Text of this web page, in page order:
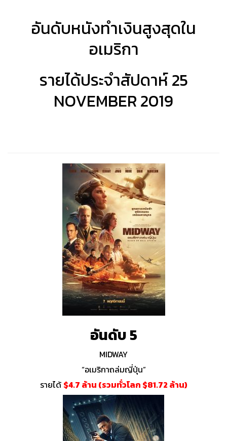
อันดับหนังทำเงินสูงสุดใน
อเมริกา
รายได้ประจำสัปดาห์ 25
NOVEMBER 2019
อันดับ 5
MIDWAY
“อเมริกาถล่มญี่ปุ่น”
รายได้ $4.7 ล้าน (รวมทั่วโลก $81.72 ล้าน)